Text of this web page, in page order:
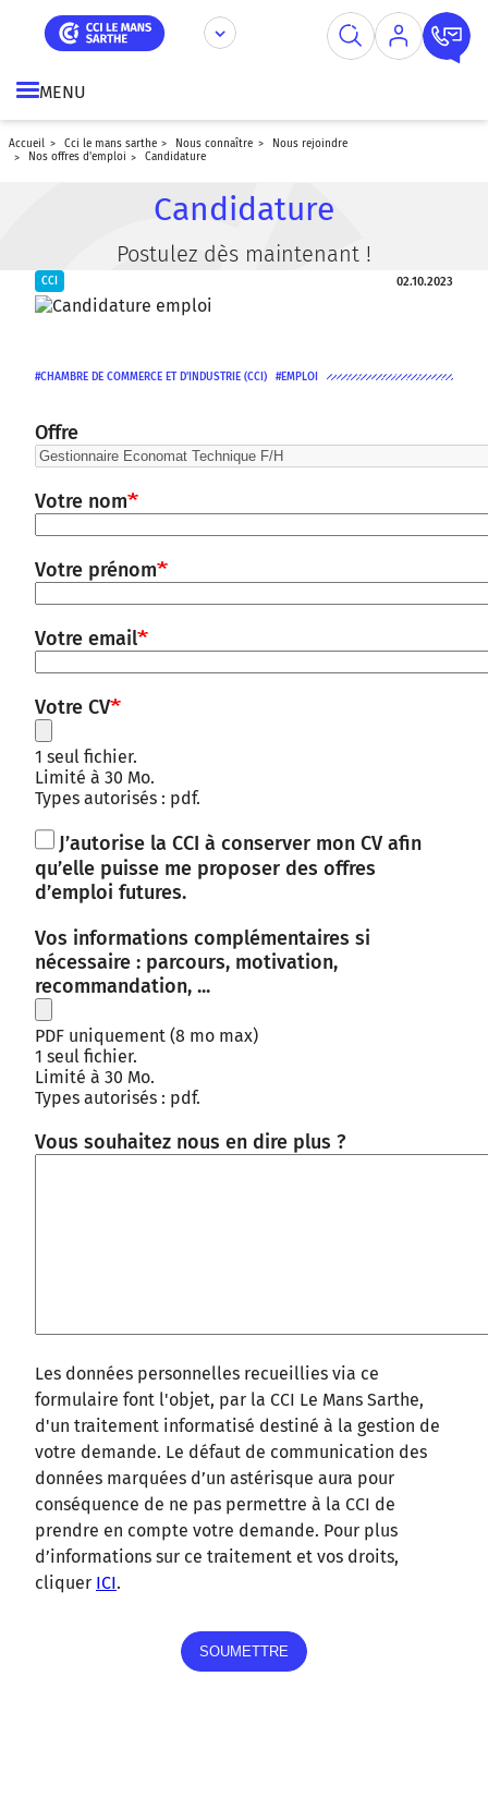
contenu
MENU
accueil cci le mans sarthe nous connaître
nous rejoindre
nos offres d'emploi
candidature
Candidature
Postulez dès maintenant !
CCI 02.10.2023
CHAMBRE DE COMMERCE ET D'INDUSTRIE (CCI) EMPLOI
Offre
Votre nom
Votre prénom
Votre email
Votre CV
1 seul fichier.
Limité à 30 Mo.
Types autorisés : pdf.
J’autorise la CCI à conserver mon CV afin
qu’elle puisse me proposer des offres
d’emploi futures.
Vos informations complémentaires si
nécessaire : parcours, motivation,
recommandation, ...
PDF uniquement (8 mo max)
1 seul fichier.
Limité à 30 Mo.
Types autorisés : pdf.
Vous souhaitez nous en dire plus ?
Les données personnelles recueillies via ce
formulaire font l'objet, par la CCI Le Mans Sarthe,
d'un traitement informatisé destiné à la gestion de
votre demande. Le défaut de communication des
données marquées d’un astérisque aura pour
conséquence de ne pas permettre à la CCI de
prendre en compte votre demande. Pour plus
d’informations sur ce traitement et vos droits,
cliquer ICI.
Panneau de gestion des cookies